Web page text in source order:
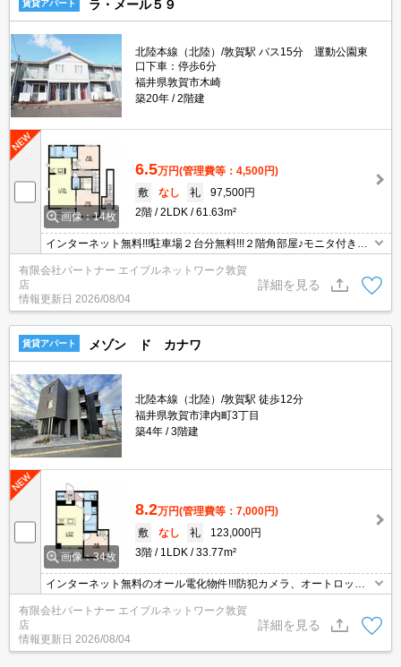
賃貸アパート ラ・メール５９
北陸本線（北陸）/敦賀駅 バス15分 運動公園東
口下車：停歩6分
福井県敦賀市木崎
築20年
2階建
画像：14枚
6.5万円(管理費等：4,500円)
敷
なし 礼
97,500円
2階
2LDK 61.63m²
インターネット無料!!!駐車場２台分無料!!!２階角部屋♪モニタ付きイ
ンターホン、照明器具、エアコン、ウォークインクローゼット、外
物置、専用ゴミ置場あり♪
有限会社パートナー エイブルネットワーク敦賀
店
情報更新日 2026/08/04
詳細を見る
賃貸アパート メゾン ド カナワ
北陸本線（北陸）/敦賀駅 徒歩12分
福井県敦賀市津内町3丁目
築4年
3階建
画像：34枚
8.2万円(管理費等：7,000円)
敷
なし 礼
123,000円
3階
1LDK 33.77m²
インターネット無料のオール電化物件!!!防犯カメラ、オートロッ
ク、自動ドア、照明器具、ＩＨ調理器、エアコン、追焚機能/浴室乾
燥機付きバス、外物置、宅配ボックス、専用ゴミ置場、駐輪場あり♪
有限会社パートナー エイブルネットワーク敦賀
店
情報更新日 2026/08/04
詳細を見る